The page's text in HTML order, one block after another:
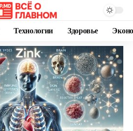
Технологии Здоровье